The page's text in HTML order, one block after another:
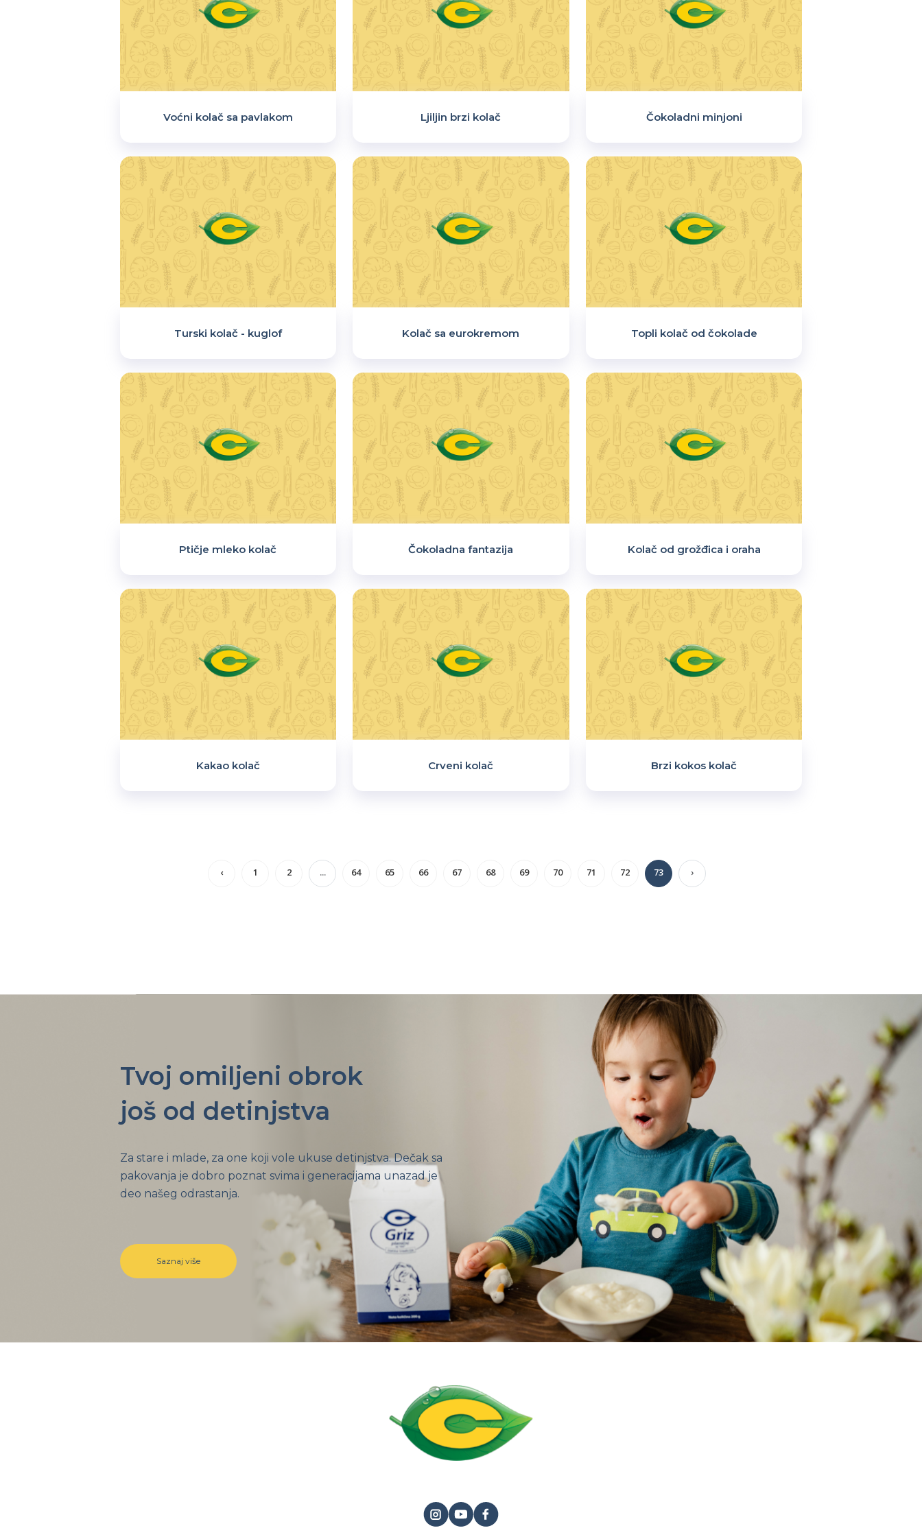
Voćni kolač sa pavlakom Ljiljin brzi kolač Čokoladni minjoni
Turski kolač - kuglof Kolač sa eurokremom Topli kolač od čokolade
Ptičje mleko kolač Čokoladna fantazija Kolač od grožđica i oraha
Kakao kolač Crveni kolač Brzi kokos kolač
‹ 1 2 ... 64 65 66 67 68 69 70 71 72 73 ›
Tvoj omiljeni obrok
još od detinjstva
Za stare i mlade, za one koji vole ukuse detinjstva. Dečak sa
pakovanja je dobro poznat svima i generacijama unazad je
deo našeg odrastanja.
Saznaj više